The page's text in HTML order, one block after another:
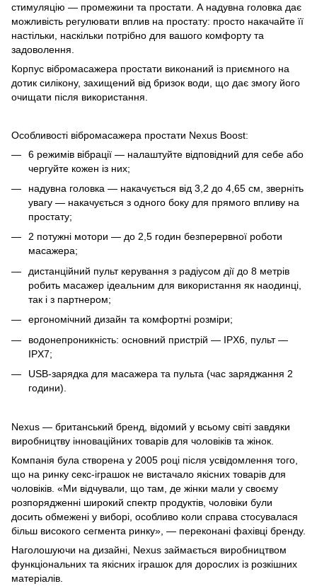
стимуляцію — промежини та простати. А надувна головка дає
можливість регулювати вплив на простату: просто накачайте її
настільки, наскільки потрібно для вашого комфорту та
задоволення.
Корпус вібромасажера простати виконаний із приємного на
дотик силікону, захищений від бризок води, що дає змогу його
очищати після використання.
Особливості вібромасажера простати Nexus Boost:
6 режимів вібрації — налаштуйте відповідний для себе або
чергуйте кожен із них;
надувна головка — накачується від 3,2 до 4,65 см, зверніть
увагу — накачується з одного боку для прямого впливу на
простату;
2 потужні мотори — до 2,5 годин безперервної роботи
масажера;
дистанційний пульт керування з радіусом дії до 8 метрів
робить масажер ідеальним для використання як наодинці,
так і з партнером;
ергономічний дизайн та комфортні розміри;
водонепроникність: основний пристрій — IPX6, пульт —
IPX7;
USB-зарядка для масажера та пульта (час заряджання 2
години).
Nexus — британський бренд, відомий у всьому світі завдяки
виробництву інноваційних товарів для чоловіків та жінок.
Компанія була створена у 2005 році після усвідомлення того,
що на ринку секс-іграшок не вистачало якісних товарів для
чоловіків. «Ми відчували, що там, де жінки мали у своєму
розпорядженні широкий спектр продуктів, чоловіки були
досить обмежені у виборі, особливо коли справа стосувалася
більш високого сегмента ринку», — переконані фахівці бренду.
Наголошуючи на дизайні, Nexus займається виробництвом
функціональних та якісних іграшок для дорослих із розкішних
матеріалів.